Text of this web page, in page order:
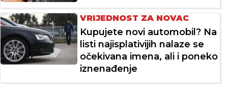
VRIJEDNOST ZA NOVAC
Kupujete novi automobil? Na
listi najisplativijih nalaze se
očekivana imena, ali i poneko
iznenađenje